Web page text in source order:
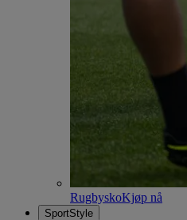
RugbyskoKjøp nå
SportStyle